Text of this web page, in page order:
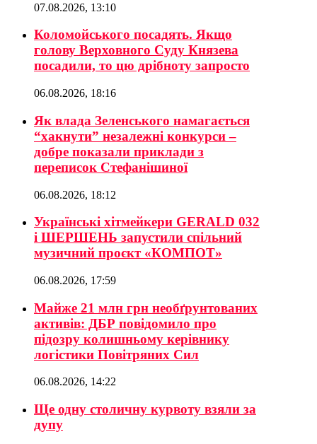
07.08.2026, 13:10
Коломойського посадять. Якщо
голову Верховного Суду Князева
посадили, то цю дрібноту запросто
06.08.2026, 18:16
Як влада Зеленського намагається
“хакнути” незалежні конкурси –
добре показали приклади з
переписок Стефанішиної
06.08.2026, 18:12
Українські хітмейкери GERALD 032
і ШЕРШЕНЬ запустили спільний
музичний проєкт «КОМПОТ»
06.08.2026, 17:59
Майже 21 млн грн необґрунтованих
активів: ДБР повідомило про
підозру колишньому керівнику
логістики Повітряних Сил
06.08.2026, 14:22
Ще одну столичну курвоту взяли за
дупу